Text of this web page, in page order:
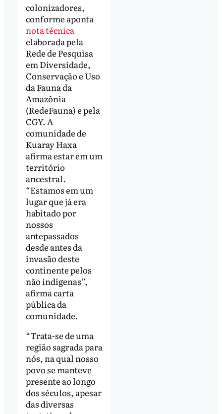
colonizadores,
conforme aponta
nota técnica
elaborada pela
Rede de Pesquisa
em Diversidade,
Conservação e Uso
da Fauna da
Amazônia
(RedeFauna) e pela
CGY. A
comunidade de
Kuaray Haxa
afirma estar em um
território
ancestral.
“Estamos em um
lugar que já era
habitado por
nossos
antepassados
desde antes da
invasão deste
continente pelos
não indígenas”,
afirma carta
pública da
comunidade.
“Trata-se de uma
região sagrada para
nós, na qual nosso
povo se manteve
presente ao longo
dos séculos, apesar
das diversas